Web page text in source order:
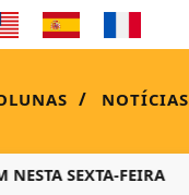
/ NOTÍCIAS
SEXTA-FEIRA